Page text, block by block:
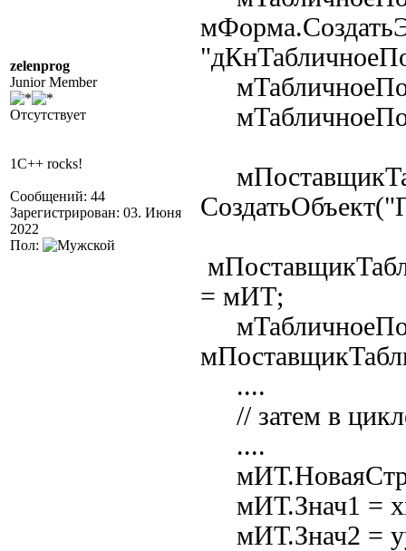
zelenprog
Junior Member
Отсутствует
1C++ rocks!
Сообщений: 44
Зарегистрирован: 03. Июня
2022
Пол:
= мИТ;
....
// затем в
....
мИТ.Знач1 =
мИТ.Знач2 =